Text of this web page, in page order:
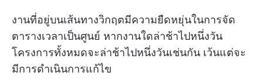
งานที่อยู่บนเส้นทางวิกฤตมีความยืดหยุ่นในการจัด
ตารางเวลาเป็นศูนย์ หากงานใดล่าช้าไปหนึ่งวัน
โครงการทั้งหมดจะล่าช้าไปหนึ่งวันเช่นกัน เว้นแต่จะ
มีการดำเนินการแก้ไข